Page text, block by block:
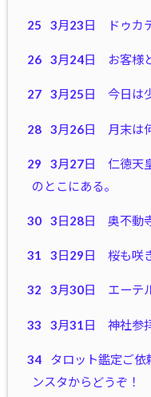
25 3月23日 ドゥカ
26 3月24日 お客様
27 3月25日 今日は
28 3月26日 月末は
29
3月27日 仁徳天
のとこにある。
30 3日28日 奥不動
31 3日29日 桜も咲
32 3月30日 エーテ
33 3月31日 神社参
34
タロット鑑定ご依
ンスタからどうぞ！